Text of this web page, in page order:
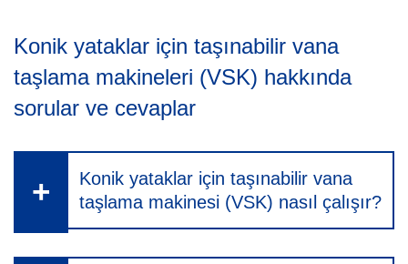
Konik yataklar için taşınabilir vana
taşlama makineleri (VSK) hakkında
sorular ve cevaplar
Konik yataklar için taşınabilir vana
taşlama makinesi (VSK) nasıl çalışır?